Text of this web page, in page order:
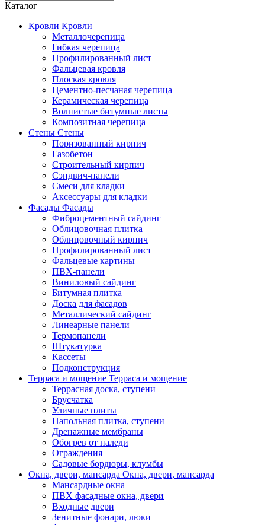
Каталог
Кровли Кровли
Металлочерепица
Гибкая черепица
Профилированный лист
Фальцевая кровля
Плоская кровля
Цементно-песчаная черепица
Керамическая черепица
Волнистые битумные листы
Композитная черепица
Стены Стены
Поризованный кирпич
Газобетон
Строительный кирпич
Сэндвич-панели
Смеси для кладки
Аксессуары для кладки
Фасады Фасады
Фиброцементный сайдинг
Облицовочная плитка
Облицовочный кирпич
Профилированный лист
Фальцевые картины
ПВХ-панели
Виниловый сайдинг
Битумная плитка
Доска для фасадов
Металлический сайдинг
Линеарные панели
Термопанели
Штукатурка
Кассеты
Подконструкция
Терраса и мощение Терраса и мощение
Террасная доска, ступени
Брусчатка
Уличные плиты
Напольная плитка, ступени
Дренажные мембраны
Обогрев от наледи
Ограждения
Садовые бордюры, клумбы
Окна, двери, мансарда Окна, двери, мансарда
Мансардные окна
ПВХ фасадные окна, двери
Входные двери
Зенитные фонари, люки